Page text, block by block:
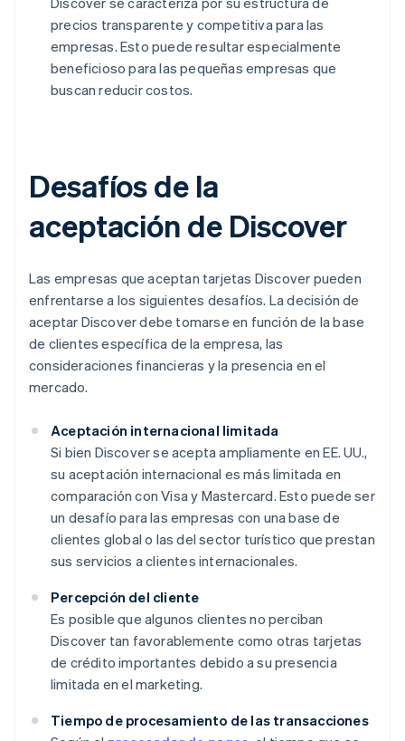
precios transparente y competitiva para las
empresas. Esto puede resultar especialmente
beneficioso para las pequeñas empresas que
buscan reducir costos.
Desafíos de la
aceptación de Discover
Las empresas que aceptan tarjetas Discover pueden
enfrentarse a los siguientes desafíos. La decisión de
aceptar Discover debe tomarse en función de la base
de clientes específica de la empresa, las
consideraciones financieras y la presencia en el
mercado.
Aceptación internacional limitada
Si bien Discover se acepta ampliamente en EE. UU.,
su aceptación internacional es más limitada en
comparación con Visa y Mastercard. Esto puede ser
un desafío para las empresas con una base de
clientes global o las del sector turístico que prestan
sus servicios a clientes internacionales.
Percepción del cliente
Es posible que algunos clientes no perciban
Discover tan favorablemente como otras tarjetas
de crédito importantes debido a su presencia
limitada en el marketing.
Tiempo de procesamiento de las transacciones